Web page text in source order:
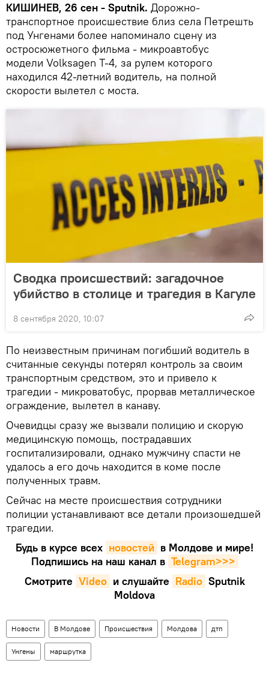
КИШИНЕВ, 26 сен - Sputnik. Дорожно-
транспортное происшествие близ села Петрешть
под Унгенами более напоминало сцену из
остросюжетного фильма - микроавтобус
модели Volksagen T-4, за рулем которого
находился 42-летний водитель, на полной
скорости вылетел с моста.
Сводка происшествий: загадочное
убийство в столице и трагедия в Кагуле
8 сентября 2020, 10:07
По неизвестным причинам погибший водитель в
считанные секунды потерял контроль за своим
транспортным средством, это и привело к
трагедии - микроватобус, прорвав металлическое
ограждение, вылетел в канаву.
Очевидцы сразу же вызвали полицию и скорую
медицинскую помощь, пострадавших
госпитализировали, однако мужчину спасти не
удалось а его дочь находится в коме после
полученных травм.
Сейчас на месте происшествия сотрудники
полиции устанавливают все детали произошедшей
трагедии.
Будь в курсе всех новостей в Молдове и мире!
Подпишись на наш канал в Telegram>>>
Смотрите Video и слушайте Radio Sputnik
Moldova
Новости В Молдове Происшествия Молдова дтп
Унгены маршрутка